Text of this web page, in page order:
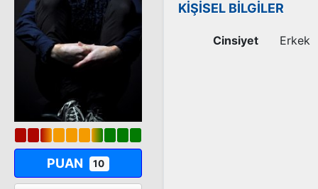
PUAN 10
KİŞİSEL BİLGİLER
Cinsiyet Erkek